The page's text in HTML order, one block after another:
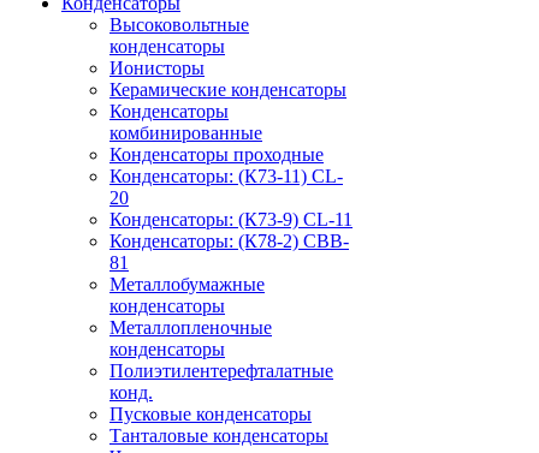
Высоковольтные
конденсаторы
Ионисторы
Керамические конденсаторы
Конденсаторы
комбинированные
Конденсаторы проходные
Конденсаторы: (К73-11) CL-
20
Конденсаторы: (К73-9) CL-11
Конденсаторы: (К78-2) CBB-
81
Металлобумажные
конденсаторы
Металлопленочные
конденсаторы
Полиэтилентерефталатные
конд.
Пусковые конденсаторы
Танталовые конденсаторы